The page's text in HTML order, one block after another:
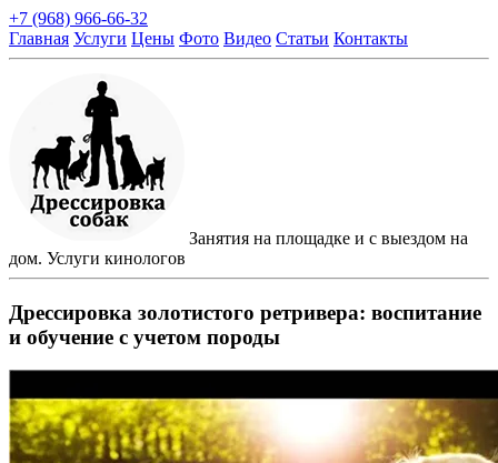
+7 (968) 966-66-32
Главная Услуги Цены Фото Видео Статьи Контакты
Занятия на площадке и с выездом на
дом. Услуги кинологов
Дрессировка золотистого ретривера: воспитание
и обучение с учетом породы